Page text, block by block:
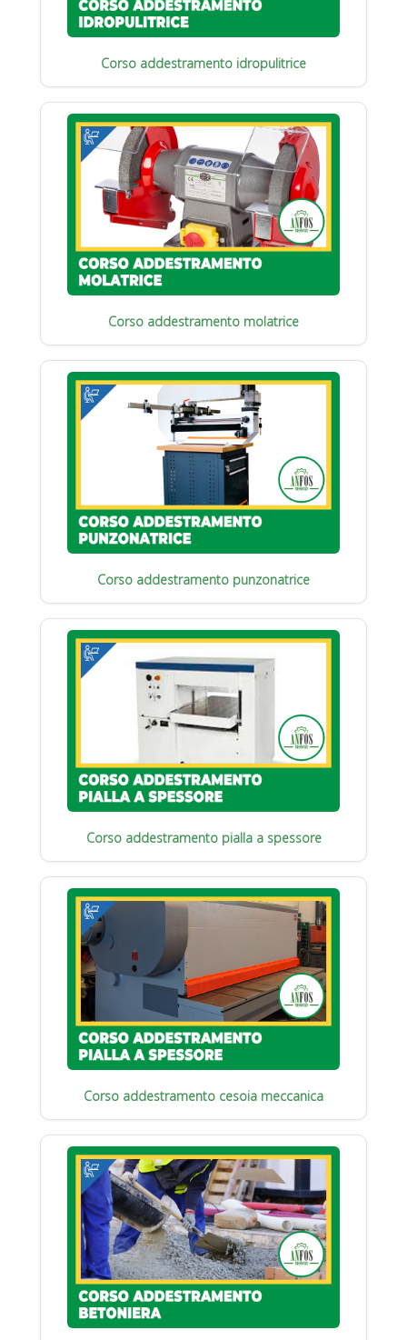
Corso addestramento idropulitrice
Corso addestramento molatrice
Corso addestramento punzonatrice
Corso addestramento pialla a spessore
Corso addestramento cesoia meccanica